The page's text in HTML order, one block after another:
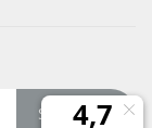
Subskrybuj